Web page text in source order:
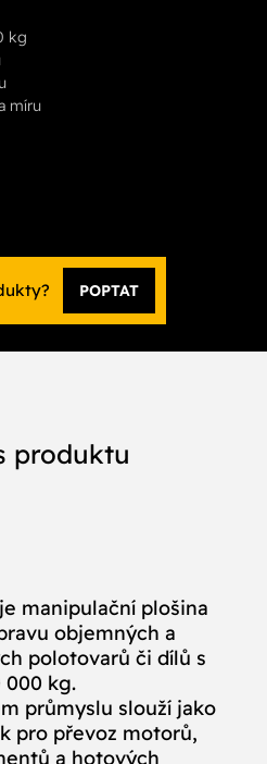
kg
míru
POPTAT
produktu
manipulační plošina
objemných a
polotovarů či dílů s
000 kg.
průmyslu slouží jako
pro převoz motorů,
a hotových